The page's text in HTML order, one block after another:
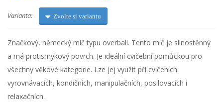
Varianta: Zvolte si variantu
Značkový, německý míč typu overball. Tento míč je silnostěnný
a má protismykový povrch. Je ideální cvičební pomůckou pro
všechny věkové kategorie. Lze jej využít při cvičeních
vyrovnávacích, kondičních, manipulačních, posilovacích i
relaxačních.